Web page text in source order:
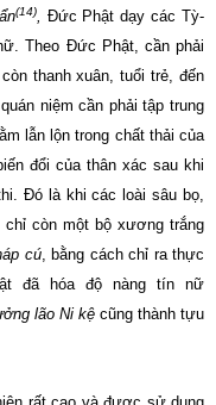
(14), Đức Phật dạy các Tỳ-
Theo Đức Phật, cần phải
thanh xuân, tuổi trẻ, đến
niệm cần phải tập trung
lẫn lộn trong chất thải của
đổi của thân xác sau khi
Đó là khi các loài sâu bọ,
chỉ còn một bộ xương trắng
cú, bằng cách chỉ ra thực
đã hóa độ nàng tín nữ
lão Ni kệ cũng thành tựu